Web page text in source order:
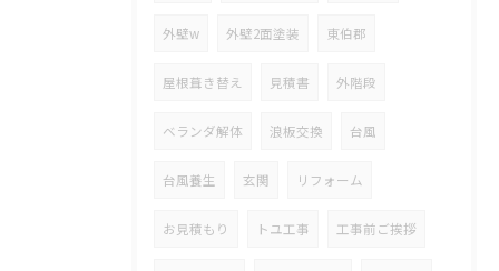
外壁w 外壁2面塗装 東伯郡
屋根葺き替え 見積書 外階段
ベランダ解体 浪板交換 台風
台風養生 玄関 リフォーム
お見積もり トユ工事 工事前ご挨拶